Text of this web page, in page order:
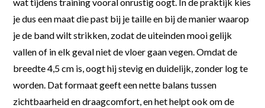
je dus een maat die past bij je taille en bij de manier waarop
je de band wilt strikken, zodat de uiteinden mooi gelijk
vallen of in elk geval niet de vloer gaan vegen. Omdat de
breedte 4,5 cm is, oogt hij stevig en duidelijk, zonder log te
worden. Dat formaat geeft een nette balans tussen
zichtbaarheid en draagcomfort, en het helpt ook om de